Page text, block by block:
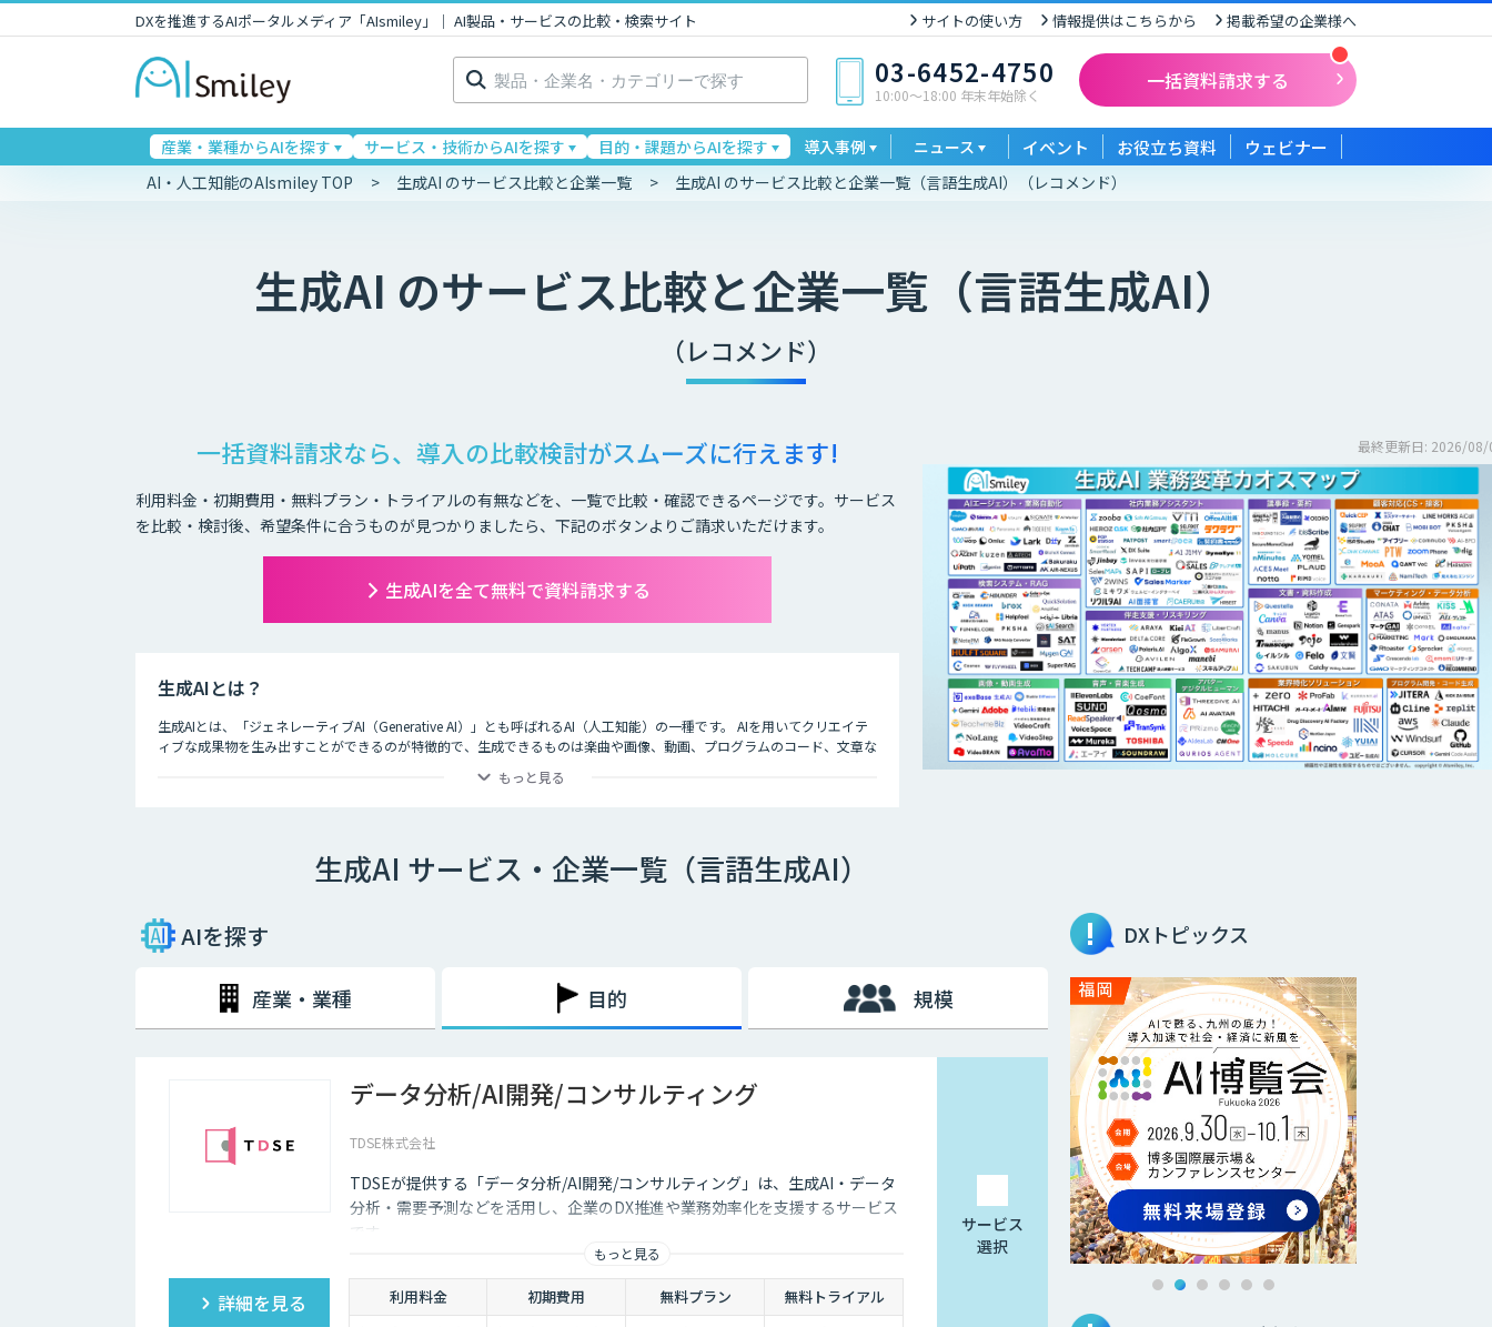
DXを推進するAIポータルメディア「AIsmiley」｜ AI製品・サービスの比較・検索サイト サイトの使い方 情報提供はこちらから 掲載希望の企業様へ
検
索: 03-6452-4750
10:00〜18:00 年末年始除く
一括資料請求する
産業・業種からAIを探す サービス・技術からAIを探す 目的・課題からAIを探す 導入事例 ニュース イベント お役立ち資料 ウェビナー
AI・人工知能のAIsmiley TOP 生成AI のサービス比較と企業一覧 生成AI のサービス比較と企業一覧（言語生成AI） （レコメンド）
生成AI のサービス比較と企業一覧（言語生成AI）
（レコメンド）
一括資料請求なら、導入の比較検討がスムーズに行えます!
利用料金・初期費用・無料プラン・トライアルの有無などを、一覧で比較・確認できるページです。サービス
を比較・検討後、希望条件に合うものが見つかりましたら、下記のボタンよりご請求いただけます。
生成AIを全て無料で資料請求する
最終更新日: 2026/08/
生成AIとは？
生成AIとは、「ジェネレーティブAI（Generative AI）」とも呼ばれるAI（人工知能）の一種です。 AIを用いてクリエイテ
ィブな成果物を生み出すことができるのが特徴的で、生成できるものは楽曲や画像、動画、プログラムのコード、文章な
もっと見る
生成AI サービス・企業一覧（言語生成AI）
AIを探す
産業・業種 目的 規模
データ分析/AI開発/コンサルティング
TDSE株式会社
TDSEが提供する「データ分析/AI開発/コンサルティング」は、生成AI・データ
分析・需要予測などを活用し、企業のDX推進や業務効率化を支援するサービス
です。
もっと見る
詳細を見る 利用料金 初期費用 無料プラン 無料トライアル
サービス
選択
DXトピックス